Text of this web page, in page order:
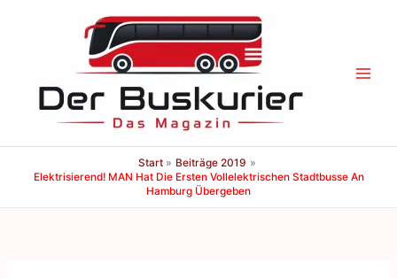
Start
Beiträge 2019
Elektrisierend! MAN Hat Die Ersten Vollelektrischen Stadtbusse An
Hamburg Übergeben